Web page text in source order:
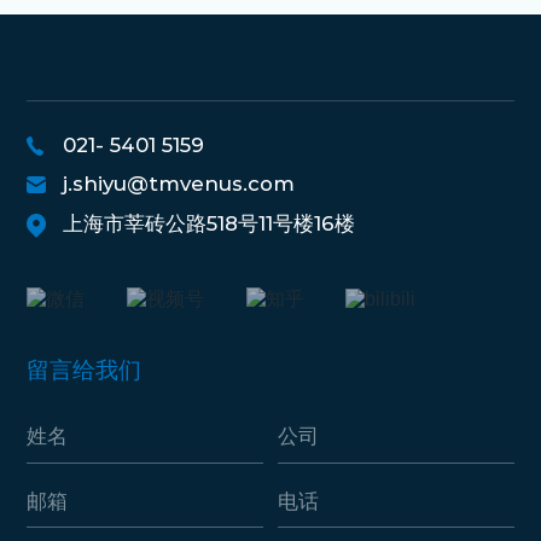
021- 5401 5159
j.shiyu@tmvenus.com
上海市莘砖公路518号11号楼16楼
留言给我们